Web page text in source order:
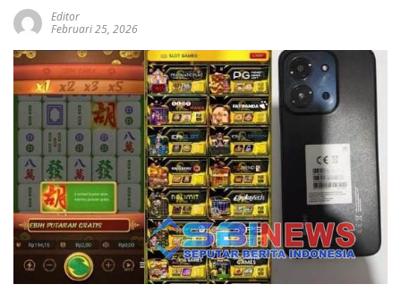
Editor
Februari 25, 2026